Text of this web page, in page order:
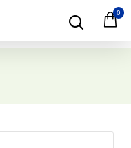
0